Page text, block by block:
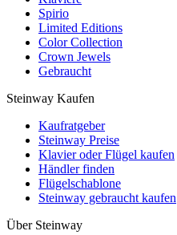
Spirio
Limited Editions
Color Collection
Crown Jewels
Gebraucht
Steinway Kaufen
Kaufratgeber
Steinway Preise
Klavier oder Flügel kaufen
Händler finden
Flügelschablone
Steinway gebraucht kaufen
Über Steinway